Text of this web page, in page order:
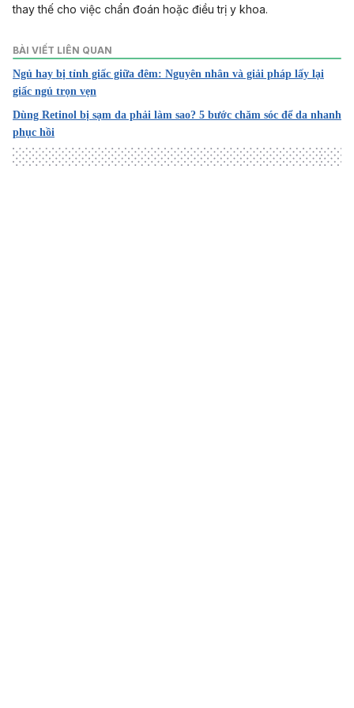
thay thế cho việc chẩn đoán hoặc điều trị y khoa.
BÀI VIẾT LIÊN QUAN
Ngủ hay bị tỉnh giấc giữa đêm: Nguyên nhân và giải pháp lấy lại
giấc ngủ trọn vẹn
Dùng Retinol bị sạm da phải làm sao? 5 bước chăm sóc để da nhanh
phục hồi